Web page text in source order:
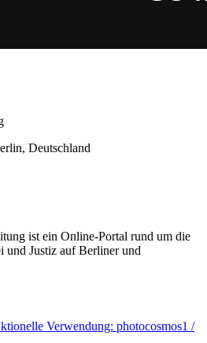
Deutschland
ist ein Online-Portal rund um die
Justiz auf Berliner und